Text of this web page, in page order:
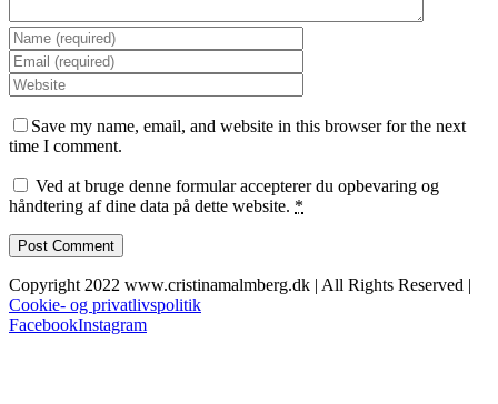
Save my name, email, and website in this browser for the next
time I comment.
Ved at bruge denne formular accepterer du opbevaring og
håndtering af dine data på dette website. *
Copyright 2022 www.cristinamalmberg.dk | All Rights Reserved |
Cookie- og privatlivspolitik
FacebookInstagram